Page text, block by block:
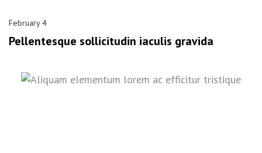
February 4
Pellentesque sollicitudin iaculis gravida